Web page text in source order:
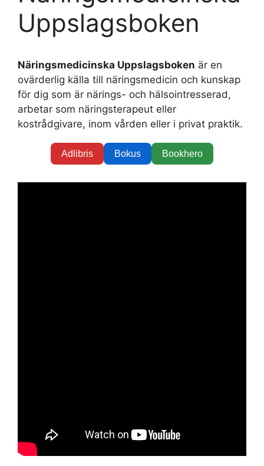
Uppslagsboken
Näringsmedicinska Uppslagsboken är en
ovärderlig källa till näringsmedicin och kunskap
för dig som är närings- och hälsointresserad,
arbetar som näringsterapeut eller
kostrådgivare, inom vården eller i privat praktik.
Adlibris Bokus Bookhero